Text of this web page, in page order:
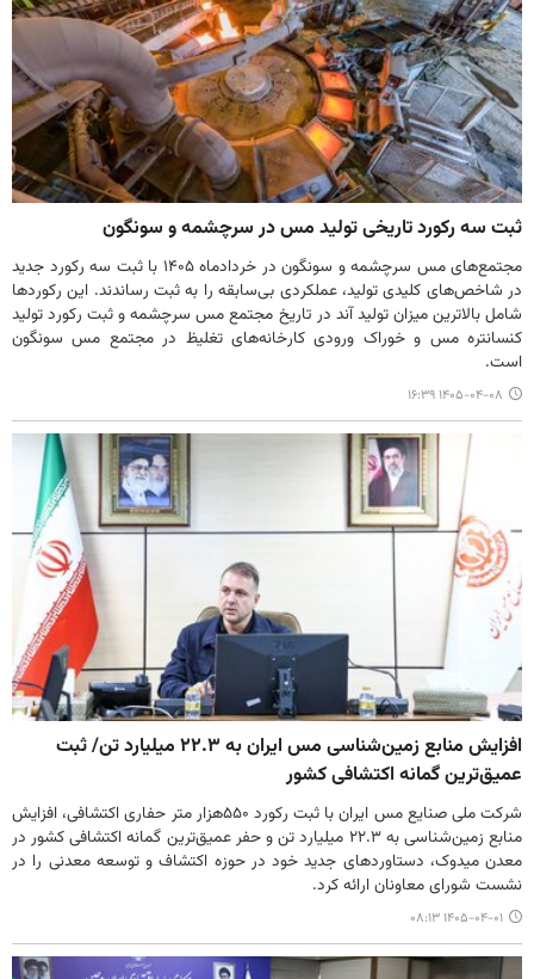
ثبت سه رکورد تاریخی تولید مس در سرچشمه و سونگون
مجتمع‌های مس سرچشمه و سونگون در خردادماه ۱۴۰۵ با ثبت سه رکورد جدید
در شاخص‌های کلیدی تولید، عملکردی بی‌سابقه را به ثبت رساندند. این رکوردها
شامل بالاترین میزان تولید آند در تاریخ مجتمع مس سرچشمه و ثبت رکورد تولید
کنسانتره مس و خوراک ورودی کارخانه‌های تغلیظ در مجتمع مس سونگون
است.
۱۴۰۵-۰۴-۰۸ ۱۶:۳۹
افزایش منابع زمین‌شناسی مس ایران به ۲۲.۳ میلیارد تن/ ثبت
عمیق‌ترین گمانه اکتشافی کشور
شرکت ملی صنایع مس ایران با ثبت رکورد ۵۵۰هزار متر حفاری اکتشافی، افزایش
منابع زمین‌شناسی به ۲۲.۳ میلیارد تن و حفر عمیق‌ترین گمانه اکتشافی کشور در
معدن میدوک، دستاوردهای جدید خود در حوزه اکتشاف و توسعه معدنی را در
نشست شورای معاونان ارائه کرد.
۱۴۰۵-۰۴-۰۱ ۰۸:۱۳